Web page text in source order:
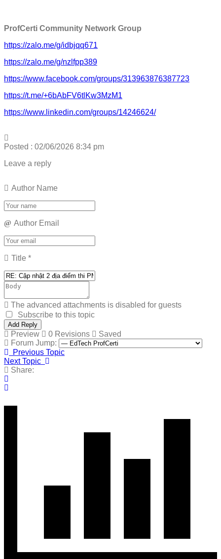
ProfCerti Community Network Group
https://zalo.me/g/idbjqq671
https://zalo.me/g/nzlfpp389
https://www.facebook.com/groups/313963876387723
https://t.me/+6bAbFV6tlKw3MzM1
https://www.linkedin.com/groups/14246624/
Posted : 02/06/2026 8:34 pm
Leave a reply
Author Name
Author Email
Title *
The advanced attachments is disabled for guests
Subscribe to this topic
Preview 0 Revisions
Saved
Forum Jump:
Previous Topic
Next Topic
Share: